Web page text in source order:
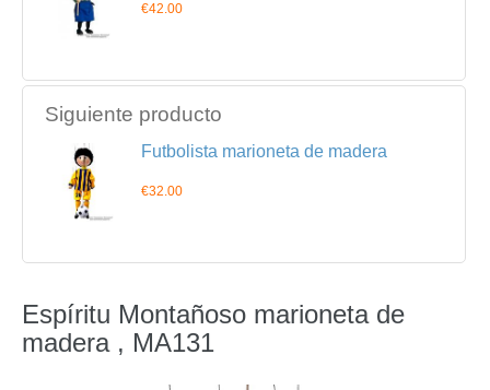
€42.00
Siguiente producto
Futbolista marioneta de madera
€32.00
Espíritu Montañoso marioneta de
madera , MA131